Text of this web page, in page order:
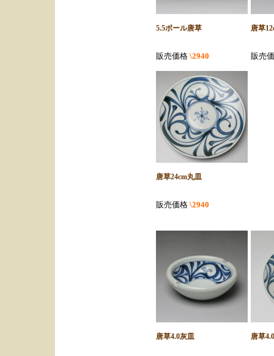
5.5ボール唐草
販売価格 \2940
唐草
販売
唐草24cm丸皿
販売価格 \2940
唐草4.0灰皿 唐草